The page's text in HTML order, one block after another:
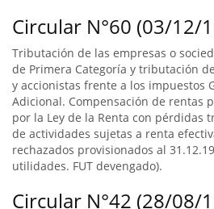
Circular N°60 (03/12/
Tributación de las empresas o
de Primera Categoría y tributación
y accionistas frente a los impuestos
Adicional. Compensación de rentas
por la Ley de la Renta con pérdidas
de actividades sujetas a renta
rechazados provisionados al
utilidades. FUT devengado).
Circular N°42 (28/08/